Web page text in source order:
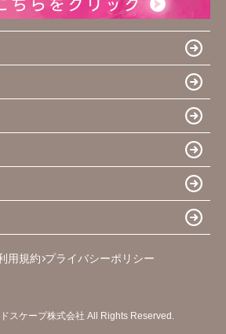
用規約 プライバシーポリシー
スケープ株式会社 All Rights Reserved.